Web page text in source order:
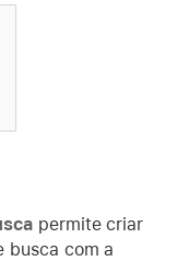
permite criar
busca com a